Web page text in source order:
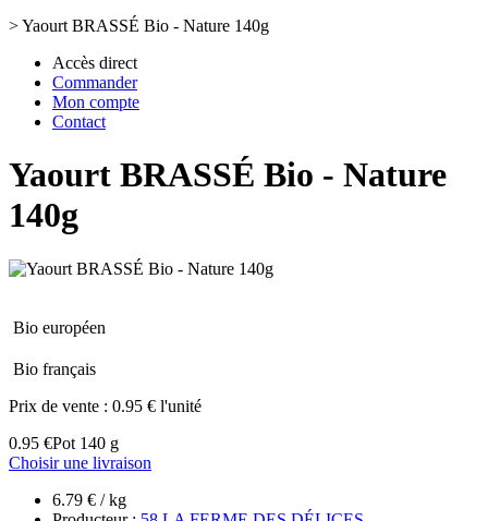
>Yaourt BRASSÉ Bio - Nature 140g
Accès direct
Commander
Mon compte
Contact
Yaourt BRASSÉ Bio - Nature
140g
Bio européen
Bio français
Prix de vente : 0.95 € l'unité
0.95 €Pot 140 g
Choisir une livraison
6.79 € / kg